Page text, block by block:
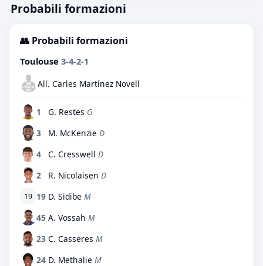
Probabili formazioni
👥 Probabili formazioni
Toulouse 3-4-2-1
All. Carles Martínez Novell
1 G. Restes G
3
M. McKenzie D
4
C. Cresswell D
2
R. Nicolaisen D
19 19 D. Sidibe M
45 A. Vossah M
23 C. Casseres M
24 D. Methalie M